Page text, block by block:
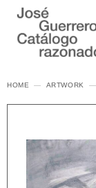
HOME ARTWORK